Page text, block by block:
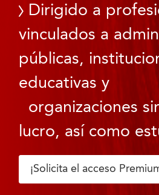
Dirigido a
vinculados a
públicas,
educativas y
organizaciones
lucro, así como
¡Solicita el acceso